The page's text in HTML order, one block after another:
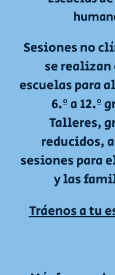
Sesiones no
se realizan
escuelas para
6.º a 12.º
Talleres,
reducidos,
sesiones para
y las
Tráenos a tu